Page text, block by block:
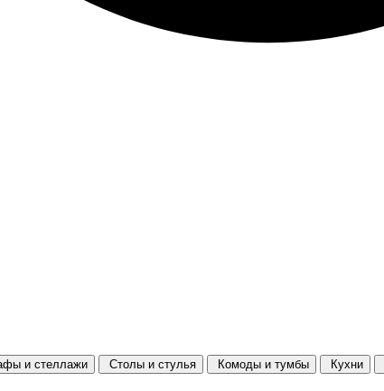
и стеллажи Столы и стулья Комоды и тумбы Кухни